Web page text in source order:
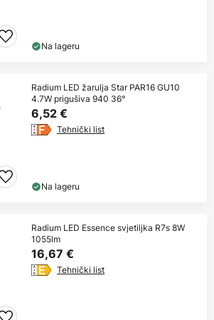
Na lageru
Radium LED žarulja Star PAR16 GU10
4.7W prigušiva 940 36°
6,52 €
Tehnički list
Na lageru
Radium LED Essence svjetiljka R7s 8W
1055lm
16,67 €
Tehnički list